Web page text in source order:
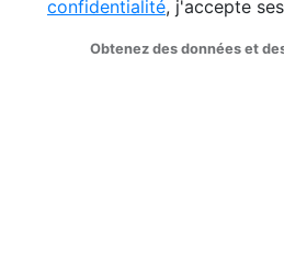
confidentialité, j'accepte
Obtenez des données et